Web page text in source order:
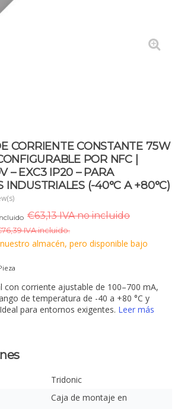
CORRIENTE CONSTANTE 75W
POR NFC |
– EXC3 IP20 – PARA
INDUSTRIALES (-40°C A +80°C)
€63,13 IVA no incluido
76,39 IVA incluido.
almacén, pero disponible bajo
con corriente ajustable de 100–700 mA,
de temperatura de -40 a +80 °C y
para entornos exigentes. Leer más
Tridonic
Caja de montaje en